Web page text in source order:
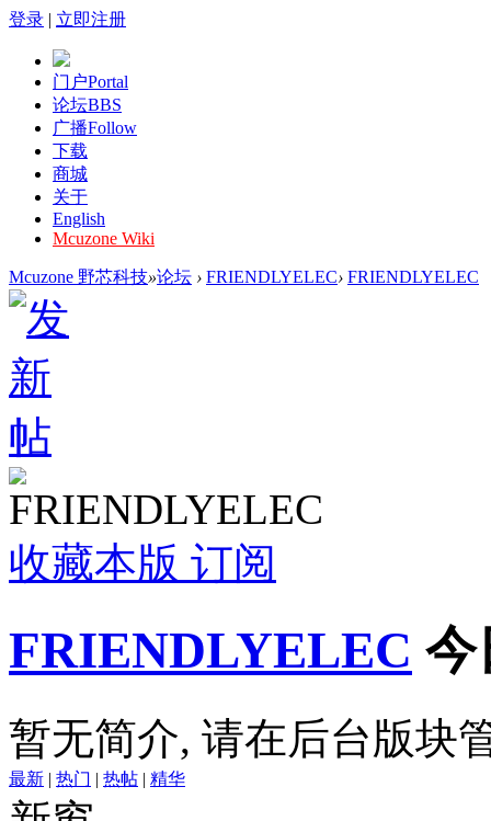
登录 | 立即注册
门户Portal
论坛BBS
广播Follow
下载
商城
关于
English
Mcuzone Wiki
Mcuzone 野芯科技»论坛 › FRIENDLYELEC› FRIENDLYELEC
收藏本版 订阅
FRIENDLYELEC
暂无简介, 请在后台版块
最新 | 热门 | 热帖 | 精华